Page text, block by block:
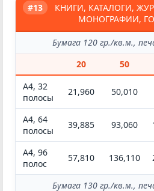
Меню
Методички
Монографии
Объявления
Планинги
Постеры
Прайс-листы
Прейскуранты
Пригласительные билеты
Проспекты
Пособия
Пустографки
Путеводители
Путевые листы
Реестры